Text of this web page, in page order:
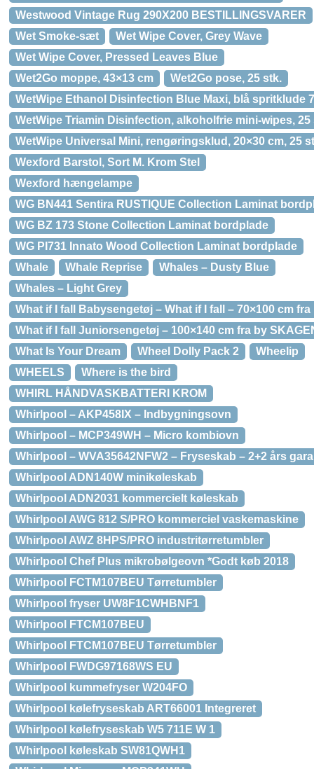
Westwood Vintage Rug 290X200 BESTILLINGSVARER
Wet Smoke-sæt
Wet Wipe Cover, Grey Wave
Wet Wipe Cover, Pressed Leaves Blue
Wet2Go moppe, 43×13 cm
Wet2Go pose, 25 stk.
WetWipe Ethanol Disinfection Blue Maxi, blå spritklude
WetWipe Triamin Disinfection, alkoholfrie mini-wipes, 25
WetWipe Universal Mini, rengøringsklud, 20×30 cm, 25
Wexford Barstol, Sort M. Krom Stel
Wexford hængelampe
WG BN441 Sentira RUSTIQUE Collection Laminat
WG BZ 173 Stone Collection Laminat bordplade
WG PI731 Innato Wood Collection Laminat bordplade
Whale
Whale Reprise
Whales – Dusty Blue
Whales – Light Grey
What if I fall Babysengetøj – What if I fall – 70×100 cm
What if I fall Juniorsengetøj – 100×140 cm fra by
What Is Your Dream
Wheel Dolly Pack 2
Wheelip
WHEELS
Where is the bird
WHIRL HÅNDVASKBATTERI KROM
Whirlpool – AKP458IX – Indbygningsovn
Whirlpool – MCP349WH – Micro kombiovn
Whirlpool – WVA35642NFW2 – Fryseskab – 2+2 års
Whirlpool ADN140W minikøleskab
Whirlpool ADN2031 kommercielt køleskab
Whirlpool AWG 812 S/PRO kommerciel vaskemaskine
Whirlpool AWZ 8HPS/PRO industritørretumbler
Whirlpool Chef Plus mikrobølgeovn *Godt køb 2018
Whirlpool FCTM107BEU Tørretumbler
Whirlpool fryser UW8F1CWHBNF1
Whirlpool FTCM107BEU
Whirlpool FTCM107BEU Tørretumbler
Whirlpool FWDG97168WS EU
Whirlpool kummefryser W204FO
Whirlpool kølefryseskab ART66001 Integreret
Whirlpool kølefryseskab W5 711E W 1
Whirlpool køleskab SW81QWH1